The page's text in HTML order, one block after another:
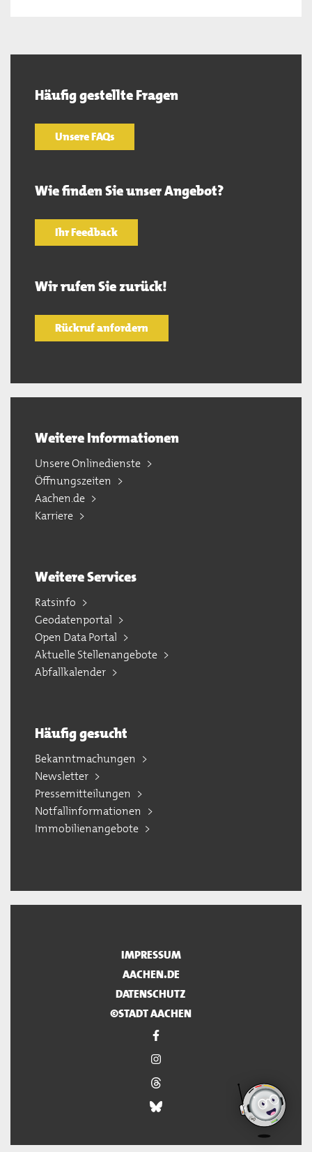
Häufig gestellte Fragen
Unsere FAQs
Wie finden Sie unser Angebot?
Ihr Feedback
Wir rufen Sie zurück!
Rückruf anfordern
Weitere Informationen
Unsere Onlinedienste
Öffnungszeiten
Aachen.de
Karriere
Weitere Services
Ratsinfo
Geodatenportal
Open Data Portal
Aktuelle Stellenangebote
Abfallkalender
Häufig gesucht
Bekanntmachungen
Newsletter
Pressemitteilungen
Notfallinformationen
Immobilienangebote
IMPRESSUM
AACHEN.DE
DATENSCHUTZ
©STADT AACHEN